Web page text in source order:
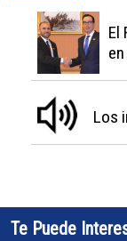
El
Los
Te Puede